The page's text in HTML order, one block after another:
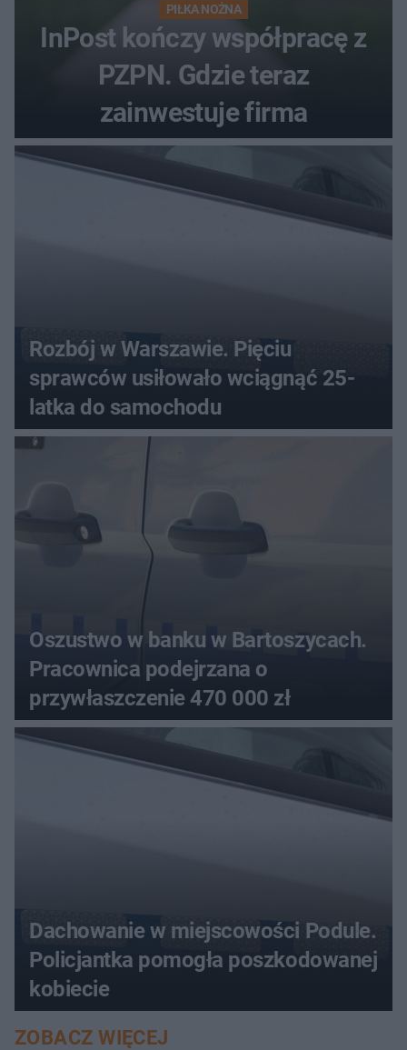
PIŁKA NOŻNA
InPost kończy współpracę z
PZPN. Gdzie teraz
zainwestuje firma
Rozbój w Warszawie. Pięciu
sprawców usiłowało wciągnąć 25-
latka do samochodu
Oszustwo w banku w Bartoszycach.
Pracownica podejrzana o
przywłaszczenie 470 000 zł
Dachowanie w miejscowości Podule.
Policjantka pomogła poszkodowanej
kobiecie
ZOBACZ WIĘCEJ